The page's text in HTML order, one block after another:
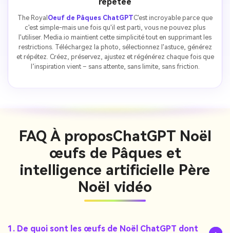
The Royal Oeuf de Pâques ChatGPTC'est incroyable parce que
c'est simple-mais une fois qu'il est parti, vous ne pouvez plus
l'utiliser. Media.io maintient cette simplicité tout en supprimant les
restrictions. Téléchargez la photo, sélectionnez l'astuce, générez
et répétez. Créez, préservez, ajustez et régénérez chaque fois que
l’inspiration vient – sans attente, sans limite, sans friction.
FAQ À proposChatGPT Noël
œufs de Pâques et
intelligence artificielle Père
Noël vidéo
1. De quoi sont les œufs de Noël ChatGPT dont